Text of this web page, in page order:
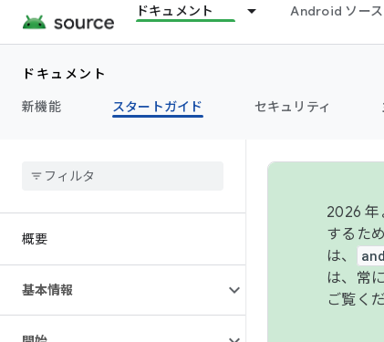
ドキュメント Android ソー
ドキュメント
新機能
スタートガイド セキュリティ
概要
基本情報
2026 年
するた
は、
は、常
ご覧く